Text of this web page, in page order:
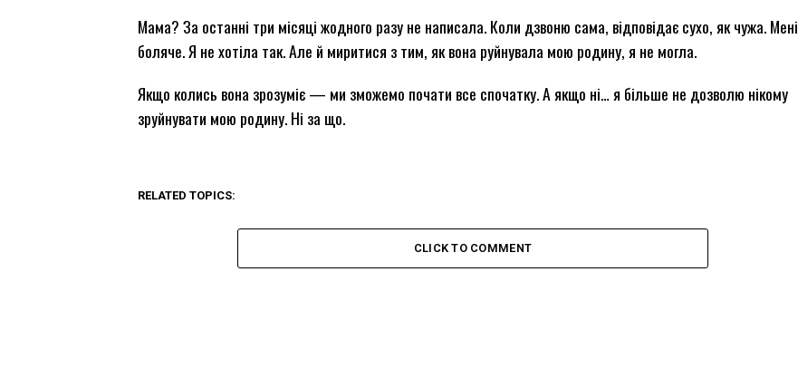
Мама? За останні три місяці жодного разу не написала. Коли дзвоню сама, відповідає сухо, як чужа. Мені
боляче. Я не хотіла так. Але й миритися з тим, як вона руйнувала мою родину, я не могла.
Якщо колись вона зрозуміє — ми зможемо почати все спочатку. А якщо ні… я більше не дозволю нікому
зруйнувати мою родину. Ні за що.
RELATED TOPICS:
CLICK TO COMMENT